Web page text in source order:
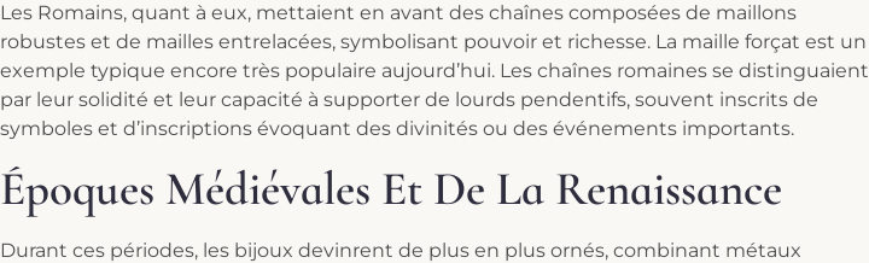
Les Romains, quant à eux, mettaient en avant des chaînes composées de maillons
robustes et de mailles entrelacées, symbolisant pouvoir et richesse. La maille forçat est un
exemple typique encore très populaire aujourd’hui. Les chaînes romaines se distinguaient
par leur solidité et leur capacité à supporter de lourds pendentifs, souvent inscrits de
symboles et d’inscriptions évoquant des divinités ou des événements importants.
Époques Médiévales Et De La Renaissance
Durant ces périodes, les bijoux devinrent de plus en plus ornés, combinant métaux